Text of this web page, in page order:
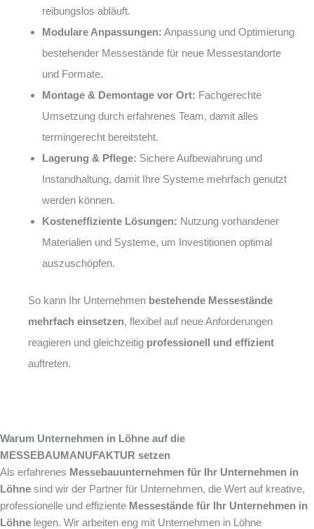
reibungslos abläuft.
Modulare Anpassungen: Anpassung und Optimierung
bestehender Messestände für neue Messestandorte
und Formate.
Montage & Demontage vor Ort: Fachgerechte
Umsetzung durch erfahrenes Team, damit alles
termingerecht bereitsteht.
Lagerung & Pflege: Sichere Aufbewahrung und
Instandhaltung, damit Ihre Systeme mehrfach genutzt
werden können.
Kosteneffiziente Lösungen: Nutzung vorhandener
Materialien und Systeme, um Investitionen optimal
auszuschöpfen.
So kann Ihr Unternehmen bestehende Messestände
mehrfach einsetzen, flexibel auf neue Anforderungen
reagieren und gleichzeitig professionell und effizient
auftreten.
Warum Unternehmen in Löhne auf die
MESSEBAUMANUFAKTUR setzen
Als erfahrenes Messebauunternehmen für Ihr Unternehmen in
Löhne sind wir der Partner für Unternehmen, die Wert auf kreative,
professionelle und effiziente Messestände für Ihr Unternehmen in
Löhne legen. Wir arbeiten eng mit Unternehmen in Löhne